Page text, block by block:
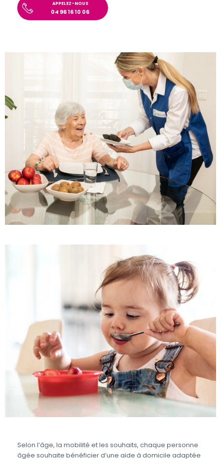
APPELEZ-NOUS
04 96 16 10 06
Selon l’âge, la mobilité et les souhaits, chaque personne
âgée souhaite bénéficier d’une aide à domicile adaptée